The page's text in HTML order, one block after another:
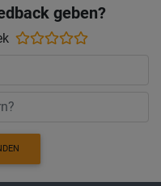
geben?